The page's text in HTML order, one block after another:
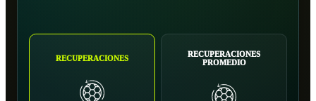
RECUPERACIONES
RECUPERACIONES
PROMEDIO